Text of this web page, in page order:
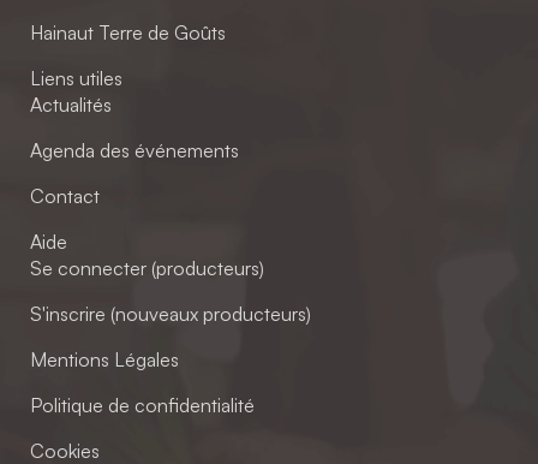
Hainaut Terre de Goûts
Liens utiles
Actualités
Agenda des événements
Contact
Aide
Se connecter (producteurs)
S'inscrire (nouveaux producteurs)
Mentions Légales
Politique de confidentialité
Cookies